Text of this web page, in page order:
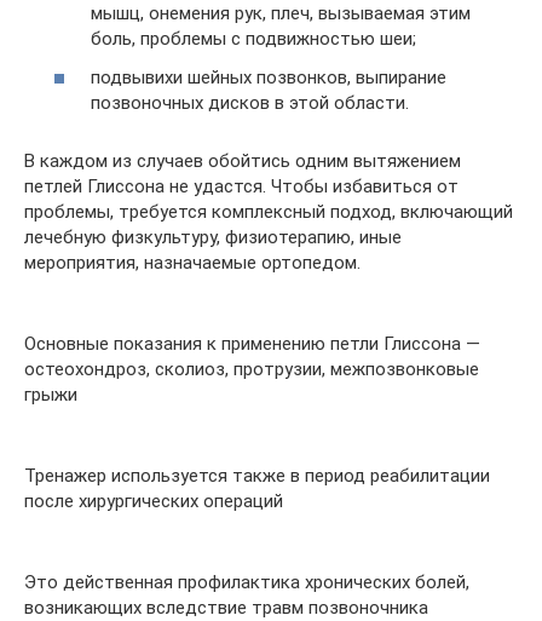
мышц, онемения рук, плеч, вызываемая этим
боль, проблемы с подвижностью шеи;
подвывихи шейных позвонков, выпирание
позвоночных дисков в этой области.
В каждом из случаев обойтись одним вытяжением
петлей Глиссона не удастся. Чтобы избавиться от
проблемы, требуется комплексный подход, включающий
лечебную физкультуру, физиотерапию, иные
мероприятия, назначаемые ортопедом.
Основные показания к применению петли Глиссона —
остеохондроз, сколиоз, протрузии, межпозвонковые
грыжи
Тренажер используется также в период реабилитации
после хирургических операций
Это действенная профилактика хронических болей,
возникающих вследствие травм позвоночника